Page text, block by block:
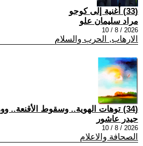
(33) أُغنية إلى كوجو
مراد سليمان علو
2026 / 8 / 10
الارهاب, الحرب والسلام
(34) توهات الهوية.. وسقوط الأقنعة.. ووهم البطل
حيدر عاشور
2026 / 8 / 10
الصحافة والاعلام